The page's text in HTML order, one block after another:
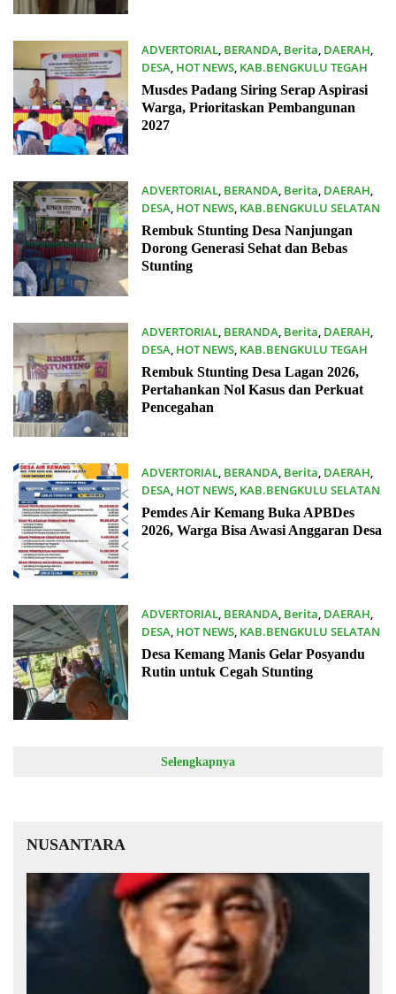
ADVERTORIAL, BERANDA, Berita, DAERAH,
DESA, HOT NEWS, KAB.BENGKULU TEGAH
30/06/2026
Musdes Padang Siring Serap Aspirasi
Warga, Prioritaskan Pembangunan
2027
ADVERTORIAL, BERANDA, Berita, DAERAH,
DESA, HOT NEWS, KAB.BENGKULU SELATAN
29/06/2026
Rembuk Stunting Desa Nanjungan
Dorong Generasi Sehat dan Bebas
Stunting
ADVERTORIAL, BERANDA, Berita, DAERAH,
DESA, HOT NEWS, KAB.BENGKULU TEGAH
29/06/2026
Rembuk Stunting Desa Lagan 2026,
Pertahankan Nol Kasus dan Perkuat
Pencegahan
ADVERTORIAL, BERANDA, Berita, DAERAH,
DESA, HOT NEWS, KAB.BENGKULU SELATAN
18/06/2026
Pemdes Air Kemang Buka APBDes
2026, Warga Bisa Awasi Anggaran Desa
ADVERTORIAL, BERANDA, Berita, DAERAH,
DESA, HOT NEWS, KAB.BENGKULU SELATAN
18/06/2026
Desa Kemang Manis Gelar Posyandu
Rutin untuk Cegah Stunting
Selengkapnya
NUSANTARA